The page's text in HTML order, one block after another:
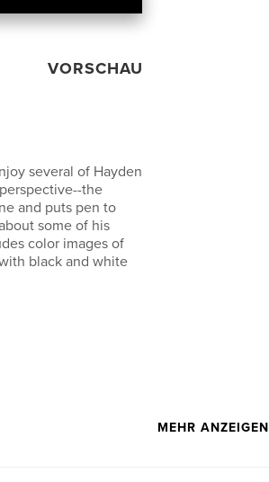
VORSCHAU
several of Hayden
the
and puts pen to
some of his
color images of
black and white
MEHR ANZEIGEN